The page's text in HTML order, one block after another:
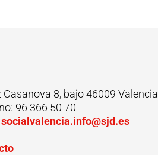
Casanova 8, bajo 46009 Valencia
96 366 50 70
socialvalencia.info@sjd.es